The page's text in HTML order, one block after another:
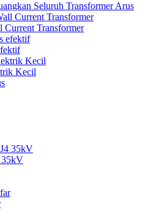
Seluruh Transformer Arus
Transformer
Kecil
35kV